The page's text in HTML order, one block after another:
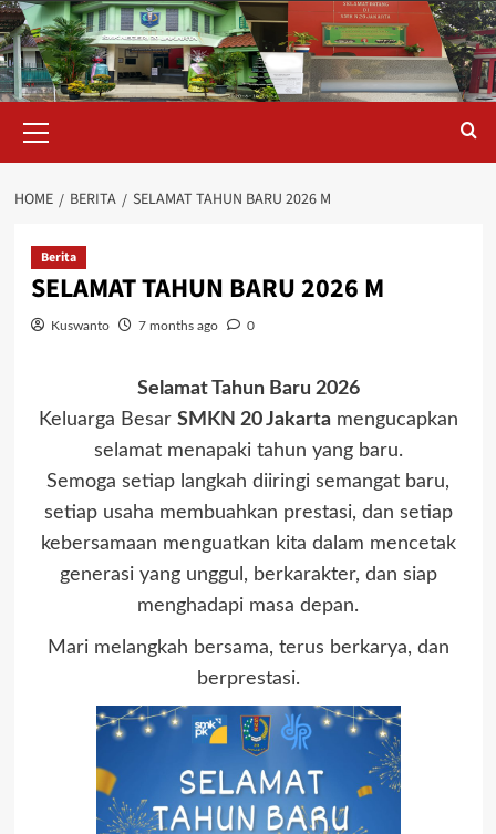
Skip
to
content
Menu
HOME BERITA SELAMAT TAHUN BARU 2026 M
Berita
SELAMAT TAHUN BARU 2026 M
Kuswanto 7 months ago 0
Selamat Tahun Baru 2026
Keluarga Besar SMKN 20 Jakartamengucapkan
selamat menapaki tahun yang baru.
Semoga setiap langkah diiringi semangat baru,
setiap usaha membuahkan prestasi, dan setiap
kebersamaan menguatkan kita dalam mencetak
generasi yang unggul, berkarakter, dan siap
menghadapi masa depan.
Mari melangkah bersama, terus berkarya, dan
berprestasi.